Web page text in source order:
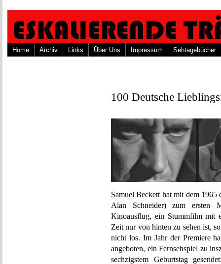
Home Archiv Links Über Uns Impressum Sehtagebücher
100 Deutsche
Samuel Beckett hat mit dem
Alan Schneider) zum ersten
Kinoausflug, ein Stummfilm mit
Zeit nur von hinten zu sehen ist,
nicht los. Im Jahr der Premiere
angeboten, ein Fernsehspiel zu
sechzigstem Geburtstag